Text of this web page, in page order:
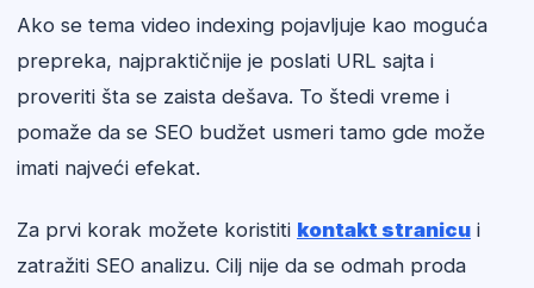
Ako se tema video indexing pojavljuje kao moguća
prepreka, najpraktičnije je poslati URL sajta i
proveriti šta se zaista dešava. To štedi vreme i
pomaže da se SEO budžet usmeri tamo gde može
imati najveći efekat.
Za prvi korak možete koristiti kontakt stranicu i
zatražiti SEO analizu. Cilj nije da se odmah proda